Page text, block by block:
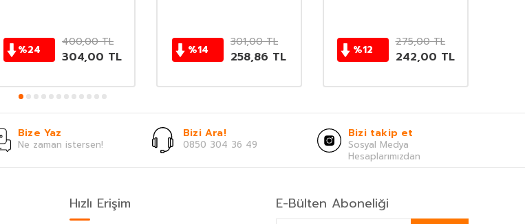
%24
400,00TL
304,00 TL %14
301,00TL
258,86 TL %12
275,00TL
242,00 TL
Bize Yaz
Ne zaman istersen!
Bizi Ara!
0850 304 36 49
Bizi takip et
Sosyal Medya
Hesaplarımızdan
Hızlı Erişim E-Bülten Aboneliği